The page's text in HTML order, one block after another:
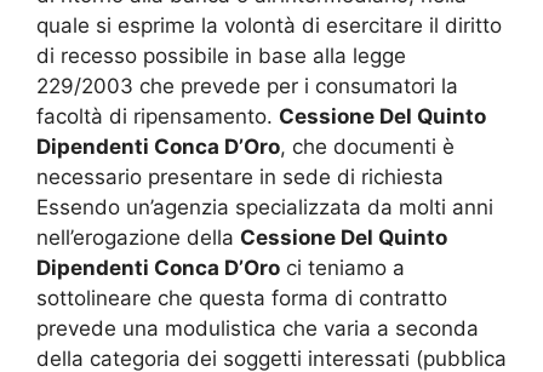
quale si esprime la volontà di esercitare il diritto
di recesso possibile in base alla legge
229/2003 che prevede per i consumatori la
facoltà di ripensamento. Cessione Del Quinto
Dipendenti Conca D’Oro, che documenti è
necessario presentare in sede di richiesta
Essendo un’agenzia specializzata da molti anni
nell’erogazione della Cessione Del Quinto
Dipendenti Conca D’Oro ci teniamo a
sottolineare che questa forma di contratto
prevede una modulistica che varia a seconda
della categoria dei soggetti interessati (pubblica